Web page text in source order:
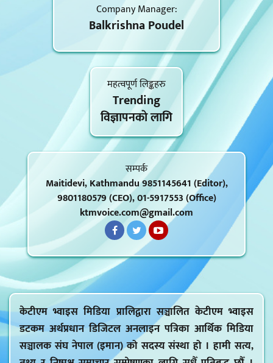
Company Manager:
Balkrishna Poudel
महत्वपूर्ण लिङ्कहरु
Trending
विज्ञापनकाे लागि
सम्पर्क
Maitidevi, Kathmandu 9851145641 (Editor),
9801180579 (CEO), 01-5917553 (Office)
ktmvoice.com@gmail.com
केटीएम भ्वाइस मिडिया प्रालिद्वारा सञ्चालित केटीएम भ्वाइस
डटकम अर्थप्रधान डिजिटल अनलाइन पत्रिका आर्थिक मिडिया
सञ्चालक संघ नेपाल (इमान) को सदस्य संस्था हो । हामी सत्य,